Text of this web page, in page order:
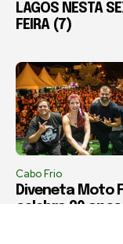
LAGOS NESTA
FEIRA (7)
Cabo Frio
Diveneta Moto
celebra 20 anos